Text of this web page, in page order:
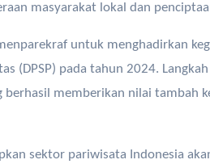
masyarakat lokal dan
untuk menghadirkan
(DPSP) pada tahun 2024.
berhasil memberikan nilai tambah
sektor pariwisata Indonesia